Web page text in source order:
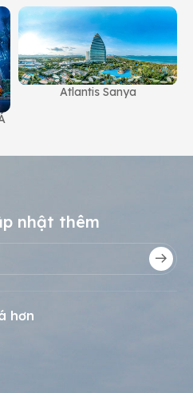
Atlantis Sanya
nhật thêm
hơn